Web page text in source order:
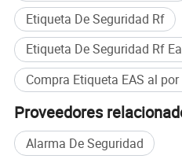
hechas para satisfacer diferentes
Perfil de la empresa
Etiqueta De Seguridad Rf
Etiqueta De Seguridad Rf
Compra Etiqueta EAS al
Proveedores
Alarma De Seguridad